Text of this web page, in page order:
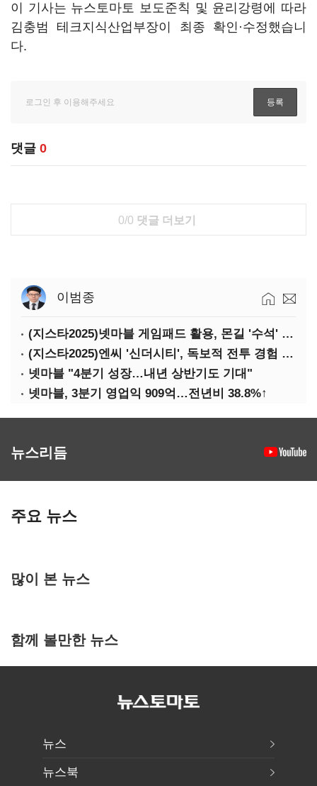
이 기사는 뉴스토마토 보도준칙 및 윤리강령에 따라
김충범 테크지식산업부장이 최종 확인·수정했습니
다.
댓글 0
0/0 댓글 더보기
이범종
(지스타2025)넷마블 게임패드 활용, 몬길 '수석' 7대죄 '차석'
(지스타2025)엔씨 '신더시티', 독보적 전투 경험 필요
넷마블 "4분기 성장…내년 상반기도 기대"
넷마블, 3분기 영업익 909억…전년비 38.8%↑
뉴스리듬
주요 뉴스
많이 본 뉴스
함께 볼만한 뉴스
뉴스
뉴스북